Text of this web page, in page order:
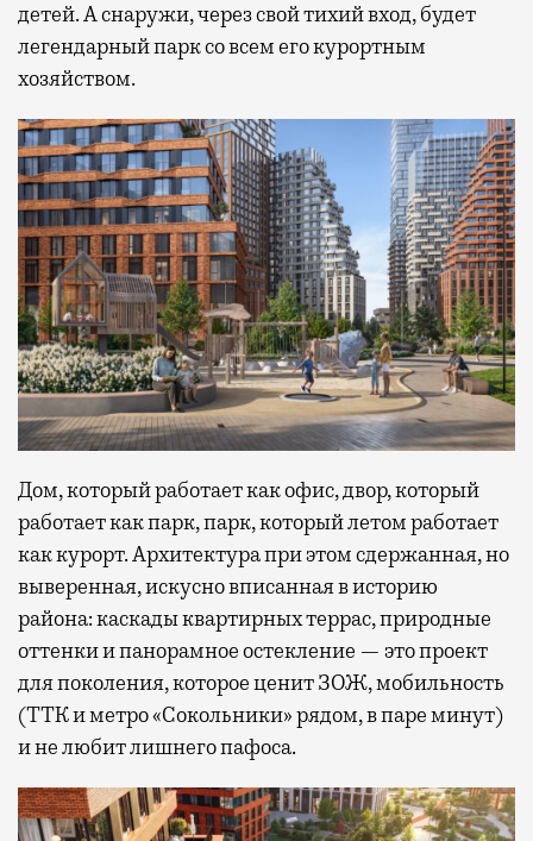
детей. А снаружи, через свой тихий вход, будет
легендарный парк со всем его курортным
хозяйством.
Дом, который работает как офис, двор, который
работает как парк, парк, который летом работает
как курорт. Архитектура при этом сдержанная, но
выверенная, искусно вписанная в историю
района: каскады квартирных террас, природные
оттенки и панорамное остекление — это проект
для поколения, которое ценит ЗОЖ, мобильность
(ТТК и метро «Сокольники» рядом, в паре минут)
и не любит лишнего пафоса.